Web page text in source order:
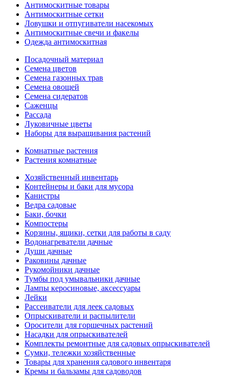
Антимоскитные товары
Антимоскитные сетки
Ловушки и отпугиватели насекомых
Антимоскитные свечи и факелы
Одежда антимоскитная
Посадочный материал
Семена цветов
Семена газонных трав
Семена овощей
Семена сидератов
Саженцы
Рассада
Луковичные цветы
Наборы для выращивания растений
Комнатные растения
Растения комнатные
Хозяйственный инвентарь
Контейнеры и баки для мусора
Канистры
Ведра садовые
Баки, бочки
Компостеры
Корзины, ящики, сетки для работы в саду
Водонагреватели дачные
Души дачные
Раковины дачные
Рукомойники дачные
Тумбы под умывальники дачные
Лампы керосиновые, аксессуары
Лейки
Рассеиватели для леек садовых
Опрыскиватели и распылители
Оросители для горшечных растений
Насадки для опрыскивателей
Комплекты ремонтные для садовых опрыскивателей
Сумки, тележки хозяйственные
Товары для хранения садового инвентаря
Кремы и бальзамы для садоводов